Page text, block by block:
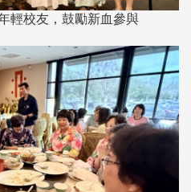
輕校友，鼓勵新血參與